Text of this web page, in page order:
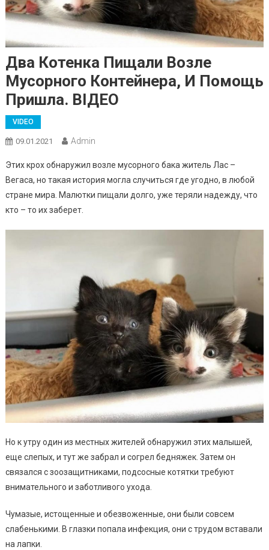
Два Котенка Пищали Возле
Мусорного Контейнера, И Помощь
Пришла. ВIДЕО
VIDEO
09.01.2021 Admin
Этих крох обнаружил возле мусорного бака житель Лас –
Вегаса, но такая история могла случиться где угодно, в любой
стране мира. Малютки пищали долго, уже теряли надежду, что
кто – то их заберет.
Но к утру один из местных жителей обнаружил этих малышей,
еще слепых, и тут же забрал и согрел бедняжек. Затем он
связался с зоозащитниками, подсосные котятки требуют
внимательного и заботливого ухода.
Чумазые, истощенные и обезвоженные, они были совсем
слабенькими. В глазки попала инфекция, они с трудом вставали
на лапки.